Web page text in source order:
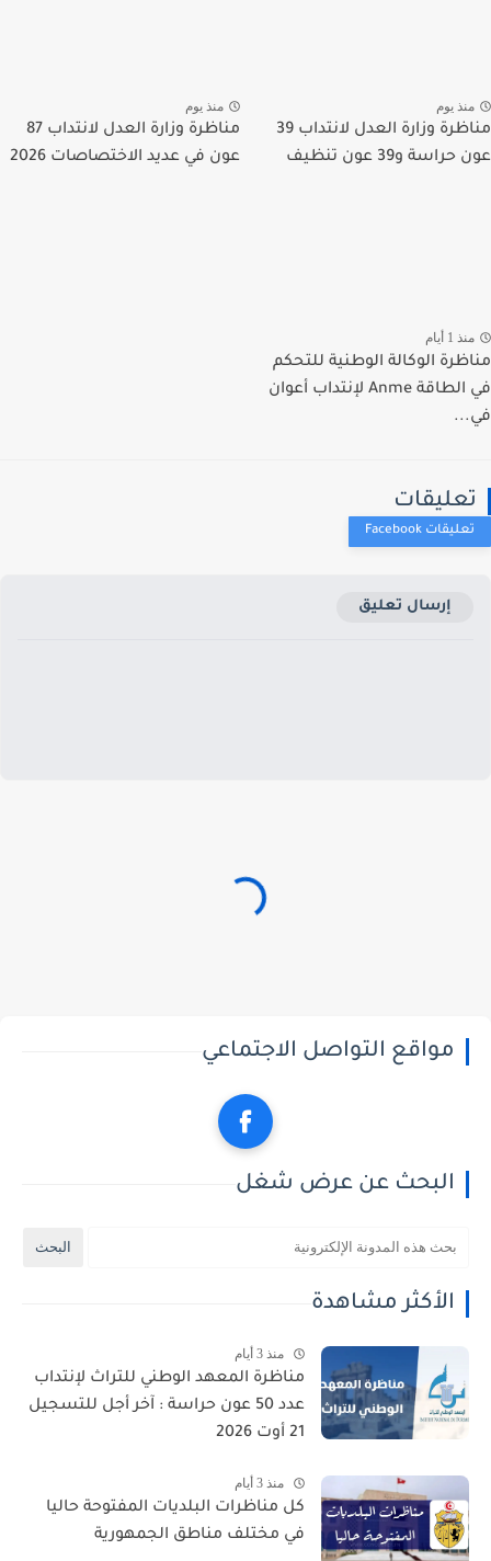
يوم
مناظرة وزارة العدل لانتداب 39
و39 عون تنظيف
منذ يوم
مناظرة وزارة العدل لانتداب 87
عون في عديد الاختصاصات 2026
1 أيام
الوكالة الوطنية للتحكم
في الطاقة Anme لإنتداب أعوان
إرسال تعليق
مواقع التواصل الاجتماعي
البحث عن عرض شغل
الأكثر مشاهدة
منذ 3 أيام
مناظرة المعهد الوطني للتراث لإنتداب
عدد 50 عون حراسة : آخر أجل للتسجيل
21 أوت 2026
منذ 3 أيام
كل مناظرات البلديات المفتوحة حاليا
في مختلف مناطق الجمهورية